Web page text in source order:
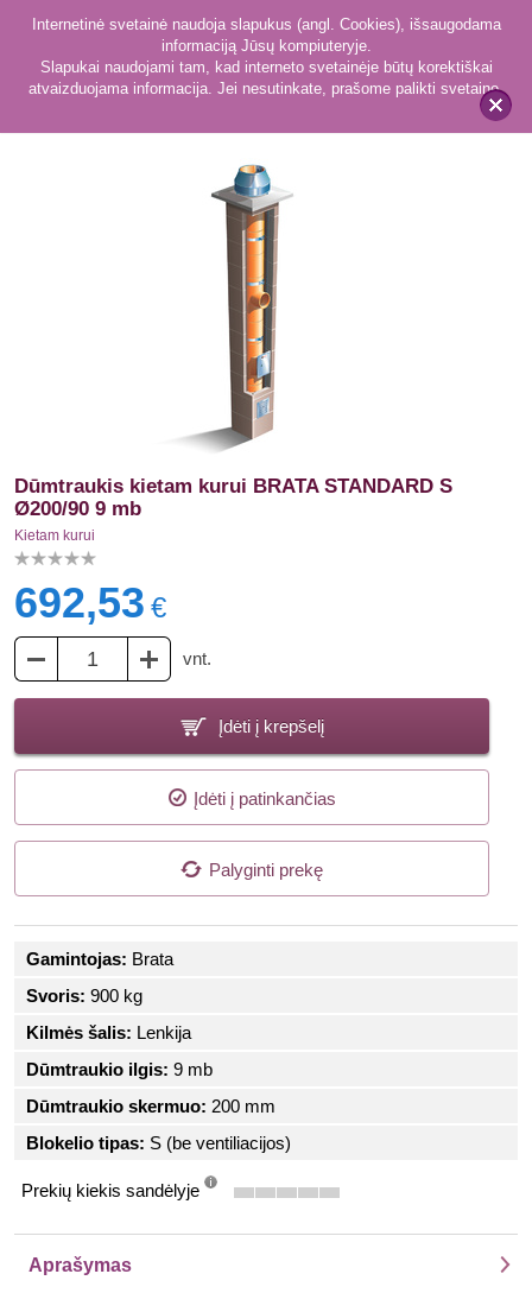
x
Internetinė svetainė naudoja slapukus (angl. Cookies), išsaugodama
informaciją Jūsų kompiuteryje.
Slapukai naudojami tam, kad interneto svetainėje būtų korektiškai
atvaizduojama informacija. Jei nesutinkate, prašome palikti svetainę.
Kietam kurui 42
Dūmtraukis kietam kurui BRATA STANDARD S
Ø200/90 9 mb
Kietam kurui
692,53 €
vnt.
Įdėti į krepšelį
Įdėti į patinkančias
Palyginti prekę
Gamintojas: Brata
Svoris: 900 kg
Kilmės šalis: Lenkija
Dūmtraukio ilgis: 9 mb
Dūmtraukio skermuo: 200 mm
Blokelio tipas: S (be ventiliacijos)
Prekių kiekis sandėlyje
Aprašymas